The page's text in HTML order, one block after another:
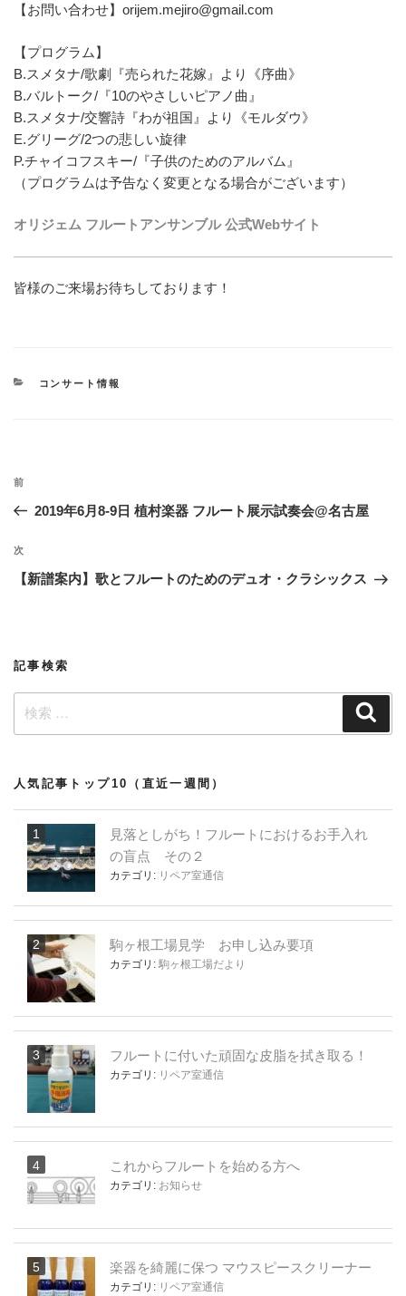
【お問い合わせ】orijem.mejiro@gmail.com
【プログラム】
B.スメタナ/歌劇『売られた花嫁』より《序曲》
B.バルトーク/『10のやさしいピアノ曲』
B.スメタナ/交響詩『わが祖国』より《モルダウ》
E.グリーグ/2つの悲しい旋律
P.チャイコフスキー/『子供のためのアルバム』
（プログラムは予告なく変更となる場合がございます）
オリジェム フルートアンサンブル 公式Webサイト
皆様のご来場お待ちしております！
カ
コンサート情報
投
ビ
ゲ
ン
過
去
投
稿
前
2019年6月8-9日 植村楽器 フルート展示試奏会@名古屋
次
の
次
【新譜案内】歌とフルートのためのデュオ・クラシックス
記事検索
索:
人気記事トップ10（直近一週間）
見落としがち！フルートにおけるお手入れ
の盲点 その２
カテゴリ: リペア室通信
駒ヶ根工場見学 お申し込み要項
カテゴリ: 駒ヶ根工場だより
フルートに付いた頑固な皮脂を拭き取る！
カテゴリ: リペア室通信
これからフルートを始める方へ
カテゴリ: お知らせ
楽器を綺麗に保つ マウスピースクリーナー
カテゴリ: リペア室通信